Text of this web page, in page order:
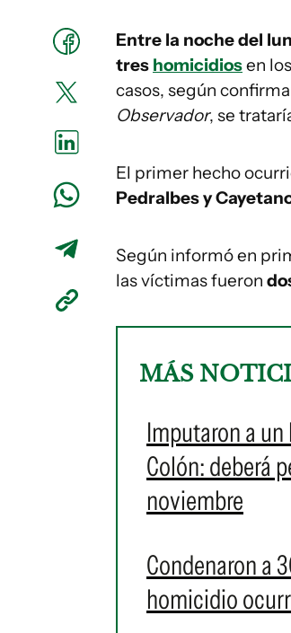
Entre la noche del
tres homicidiosen los
casos, según
Observador, se
El primer hecho
Pedralbes y
Según informó en
las víctimas fueron
MÁS
Imputaron a
Colón: deberá
noviembre
Condenaron a
homicidio